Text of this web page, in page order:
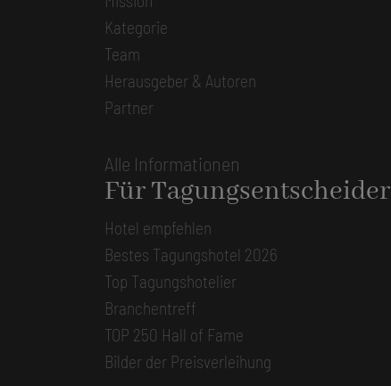
Kategorie
Team
Herausgeber & Autoren
Partner
Alle Informationen
Für Tagungsentscheider
Hotel empfehlen
Bestes Tagungshotel 2026
Top Tagungshotelier
Branchentreff
TOP 250 Hall of Fame
Bilder der Preisverleihung